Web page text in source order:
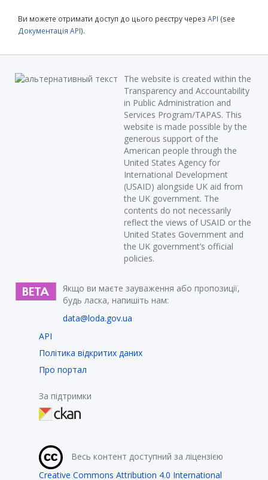
Ви можете отримати доступ до цього реєстру через API (see
Документація API).
The website is created within the
Transparency and Accountability
in Public Administration and
Services Program/TAPAS. This
website is made possible by the
generous support of the
American people through the
United States Agency for
International Development
(USAID) alongside UK aid from
the UK government. The
contents do not necessarily
reflect the views of USAID or the
United States Government and
the UK government’s official
policies.
Якщо ви маєте зауваження або пропозиції,
будь ласка, напишіть нам:
data@loda.gov.ua
API
Політика відкритих даних
Про портал
За підтримки
Весь контент доступний за ліцензією
Creative Commons Attribution 4.0 International